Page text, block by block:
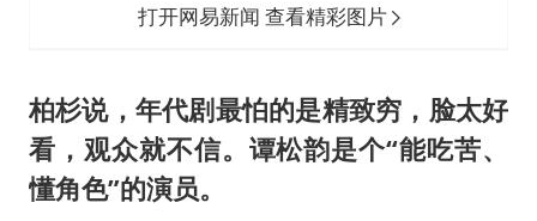
打开网易新闻 查看精彩图片
柏杉说，年代剧最怕的是精致穷，脸太好
看，观众就不信。谭松韵是个“能吃苦、
懂角色”的演员。